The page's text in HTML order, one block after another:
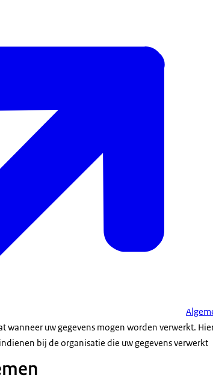
wanneer uw gegevens mogen worden verwerkt.
bij de organisatie die uw gegevens verwerkt